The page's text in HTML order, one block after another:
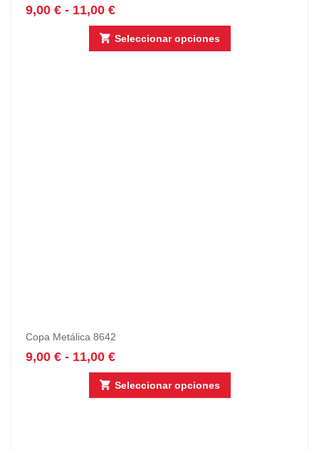
9,00 € - 11,00 €
Seleccionar opciones
Copa Metálica 8642
9,00 € - 11,00 €
Seleccionar opciones